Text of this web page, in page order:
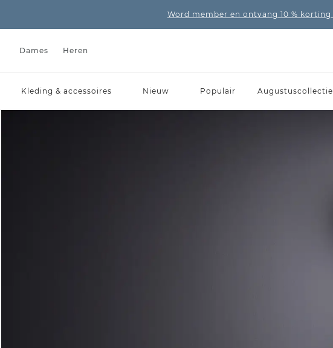
Word member en ontvang 10 % korting
Dames Heren
Kleding & accessoires Nieuw Populair Augustuscollectie